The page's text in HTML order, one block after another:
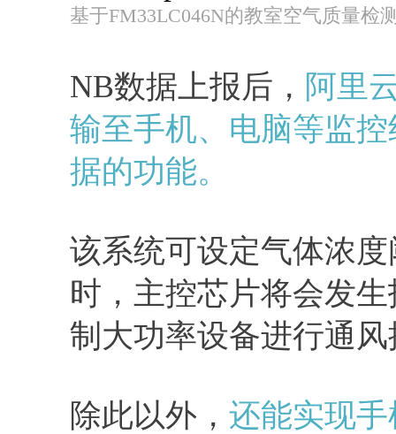
基于FM33LC046N的教室空气质量检
NB数据上报后， 阿里
输至手机、电脑等监
据的功能。
该系统可设定气体浓
时，主控芯片将会发
制大功率设备进行通
除此以外， 还能实现